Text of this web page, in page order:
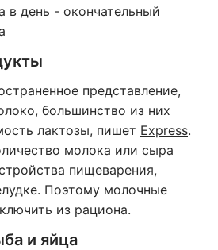
в день - окончательный
представление,
большинство из них
лактозы, пишет Express.
молока или сыра
пищеварения,
Поэтому молочные
из рациона.
и яйца